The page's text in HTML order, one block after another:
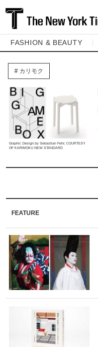
FASHION & BEAUTY
カリモク
Graphic Design by Sebastian Fehr; COURTESY
OF KARIMOKU NEW STANDARD
FEATURE